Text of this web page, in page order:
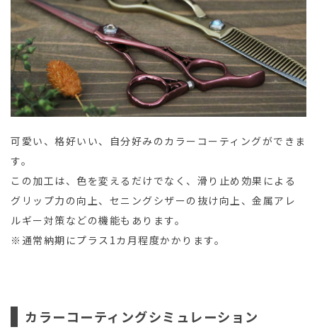
可愛い、格好いい、自分好みのカラーコーティングができま
す。
この加工は、色を変えるだけでなく、滑り止め効果による
グリップ力の向上、セニングシザーの抜け向上、金属アレ
ルギー対策などの機能もあります。
※通常納期にプラス1カ月程度かかります。
カラーコーティングシミュレーション